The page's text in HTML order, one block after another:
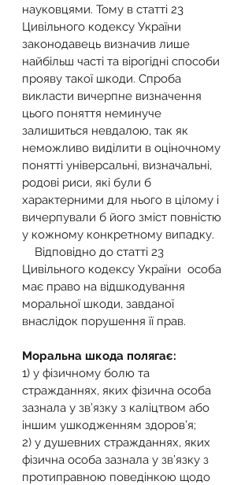
науковцями. Тому в статті 23
Цивільного кодексу України
законодавець визначив лише
найбільш часті та вірогідні способи
прояву такої шкоди. Спроба
викласти вичерпне визначення
цього поняття неминуче
залишиться невдалою, так як
неможливо виділити в оціночному
понятті універсальні, визначальні,
родові риси, які були б
характерними для нього в цілому і
вичерпували б його зміст повністю
у кожному конкретному випадку.
Відповідно до статті 23
Цивільного кодексу України  особа
має право на відшкодування
моральної шкоди, завданої
внаслідок порушення її прав.
Моральна шкода полягає:
1) у фізичному болю та
стражданнях, яких фізична особа
зазнала у зв’язку з каліцтвом або
іншим ушкодженням здоров’я;
2) у душевних стражданнях, яких
фізична особа зазнала у зв’язку з
протиправною поведінкою щодо